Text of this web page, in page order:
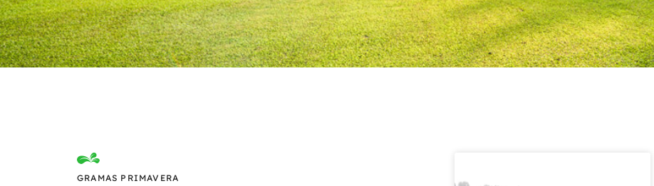
GRAMAS PRIMAVERA